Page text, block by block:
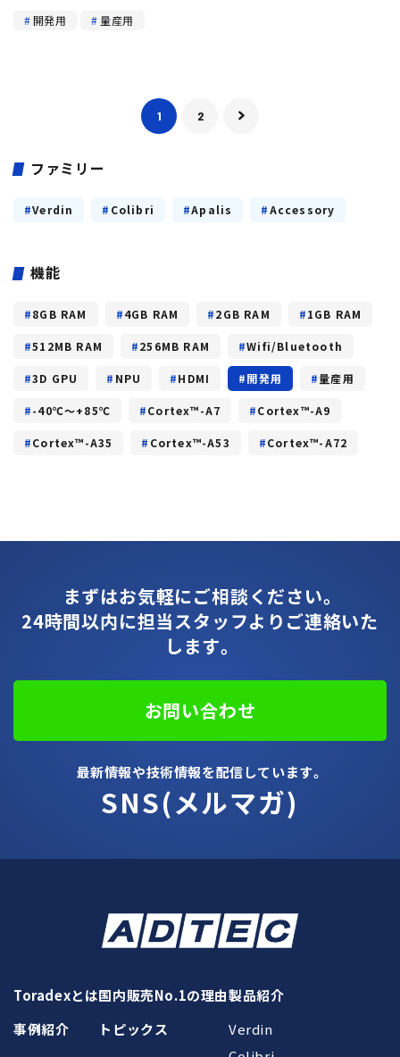
開発用 量産用
1 2
ファミリー
Verdin Colibri Apalis Accessory
機能
8GB RAM 4GB RAM 2GB RAM
1GB RAM
512MB RAM
256MB RAM
Wifi/Bluetooth
3D GPU
NPU HDMI 開発用
量産用
-40℃～+85℃
Cortex™-A7
Cortex™-A9
Cortex™-A35
Cortex™-A53 Cortex™-A72
まずはお気軽にご相談ください。
24時間以内に担当スタッフよりご連絡いた
します。
お問い合わせ
最新情報や技術情報を配信しています。
SNS(メルマガ)
Toradexとは
事例紹介
国内販売No.1の理由
トピックス
製品紹介
Verdin